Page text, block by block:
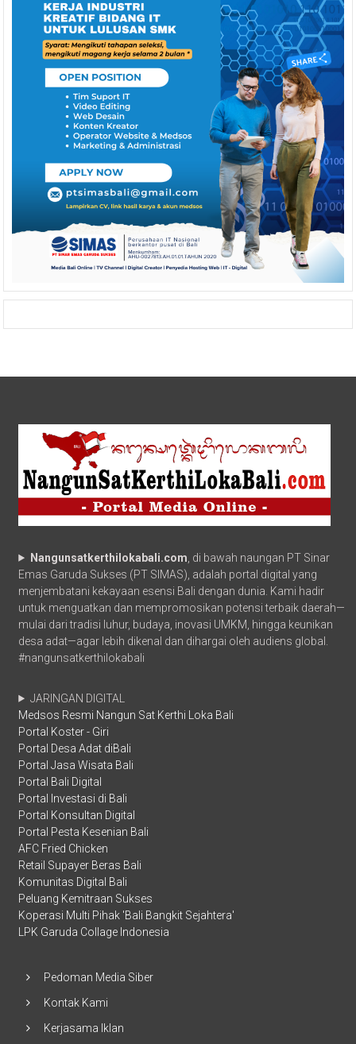
Nangunsatkerthilokabali.com , di bawah naungan PT Sinar
Emas Garuda Sukses (PT SIMAS), adalah portal digital yang
menjembatani kekayaan esensi Bali dengan dunia. Kami hadir
untuk menguatkan dan mempromosikan potensi terbaik daerah—
mulai dari tradisi luhur, budaya, inovasi UMKM, hingga keunikan
desa adat—agar lebih dikenal dan dihargai oleh audiens global.
#nangunsatkerthilokabali
JARINGAN DIGITAL
Medsos Resmi Nangun Sat Kerthi Loka Bali
Portal Koster - Giri
Portal Desa Adat diBali
Portal Jasa Wisata Bali
Portal Bali Digital
Portal Investasi di Bali
Portal Konsultan Digital
Portal Pesta Kesenian Bali
AFC Fried Chicken
Retail Supayer Beras Bali
Komunitas Digital Bali
Peluang Kemitraan Sukses
Koperasi Multi Pihak 'Bali Bangkit Sejahtera'
LPK Garuda Collage Indonesia
Pedoman Media Siber
Kontak Kami
Kerjasama Iklan